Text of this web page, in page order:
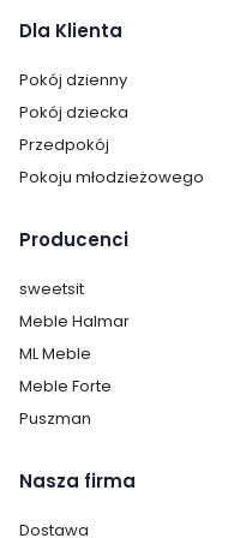
Materiał korpusu:
Kolor krzesła:
Pomieszczenie:
Materiał krzesła:
Dla Klienta
Pokój dzienny
Pokój dziecka
Przedpokój
Pokoju młodzieżowego
Producenci
sweetsit
Meble Halmar
ML Meble
Meble Forte
Puszman
Nasza firma
Dostawa